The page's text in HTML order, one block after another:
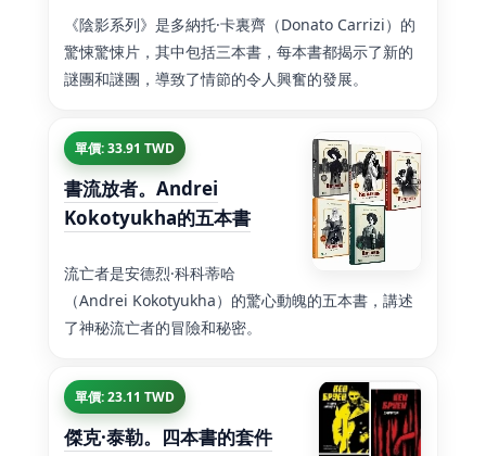
《陰影系列》是多納托·卡裏齊（Donato Carrizi）的
驚悚驚悚片，其中包括三本書，每本書都揭示了新的
謎團和謎團，導致了情節的令人興奮的發展。
單價: 33.91 TWD
書流放者。Andrei
Kokotyukha的五本書
流亡者是安德烈·科科蒂哈
（Andrei Kokotyukha）的驚心動魄的五本書，講述
了神秘流亡者的冒險和秘密。
單價: 23.11 TWD
傑克·泰勒。四本書的套件